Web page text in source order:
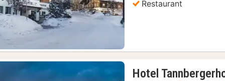
Restaurant
Hotel